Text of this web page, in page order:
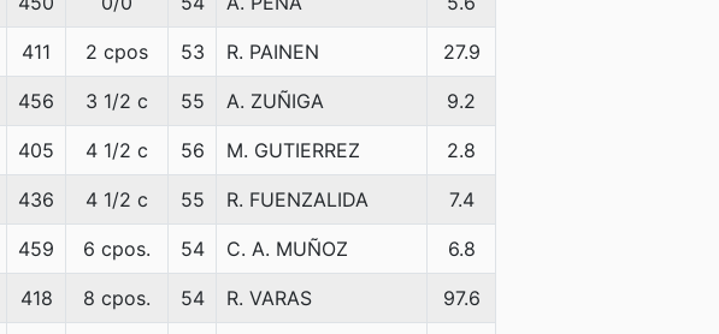
411 2 cpos 53 R. PAINEN 27.9
456 3 1/2 c 55 A. ZUÑIGA 9.2
405 4 1/2 c 56 M. GUTIERREZ 2.8
436 4 1/2 c 55 R. FUENZALIDA 7.4
459 6 cpos. 54 C. A. MUÑOZ 6.8
418 8 cpos. 54 R. VARAS 97.6